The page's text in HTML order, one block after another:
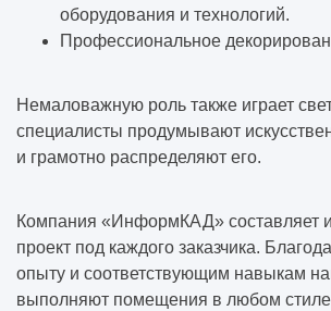
оборудования и технологий.
Профессиональное
Немаловажную роль также играет
специалисты продумывают
и грамотно распределяют его.
Компания «ИнформКАД» составляет
проект под каждого заказчика.
опыту и соответствующим навыкам
выполняют помещения в любом